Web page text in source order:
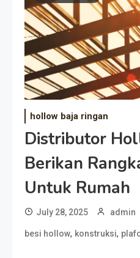
hollow baja ringan
Distributor
Berikan
Untuk Rumah
July 28, 2025 admin
besi hollow, konstruksi,